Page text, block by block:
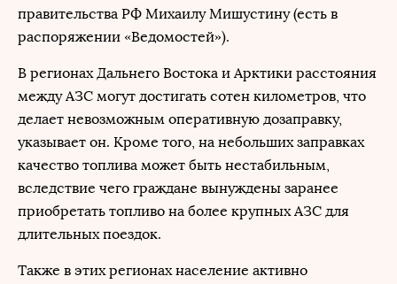
правительства РФ Михаилу Мишустину(есть в
распоряжении «Ведомостей»).
В регионах Дальнего Востока и Арктики расстояния
между АЗС могут достигать сотен километров, что
делает невозможным оперативную дозаправку,
указывает он. Кроме того, на небольших заправках
качество топлива может быть нестабильным,
вследствие чего граждане вынуждены заранее
приобретать топливо на более крупных АЗС для
длительных поездок.
Также в этих регионах население активно